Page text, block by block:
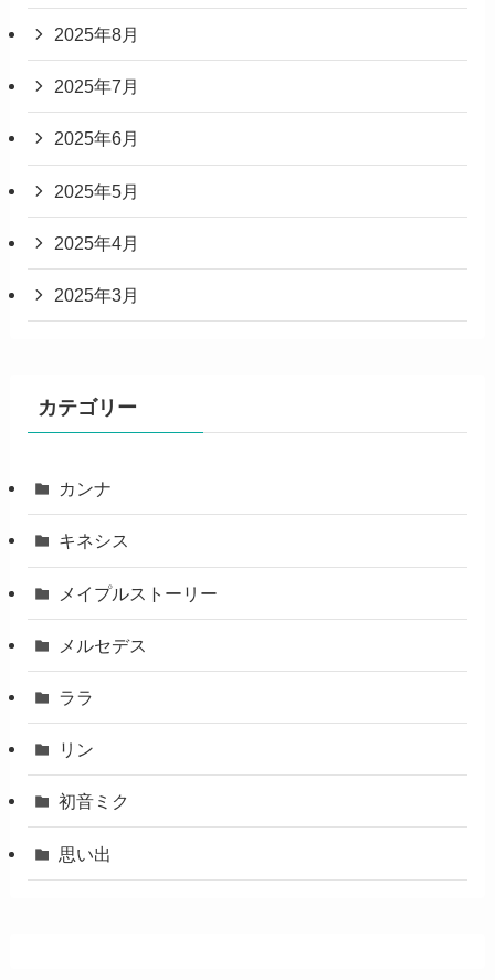
2025年8月
2025年7月
2025年6月
2025年5月
2025年4月
2025年3月
カテゴリー
カンナ
キネシス
メイプルストーリー
メルセデス
ララ
リン
初音ミク
思い出